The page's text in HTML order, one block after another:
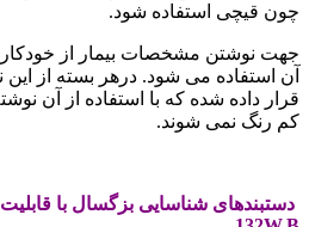
چون قیچی استفاده شود.
جهت نوشتن مشخصات بیمار از خودکار
آن استفاده می شود. درهر بسته از
قرار داده شده که با استفاده از آن
کم رنگ نمی شوند.
دستبندهای شناسایی بزگسال با